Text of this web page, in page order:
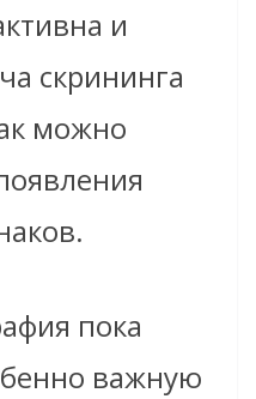
и
скрининга
можно
пока
важную